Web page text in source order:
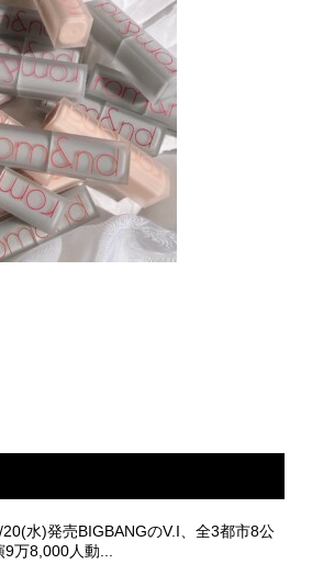
20(水)発売BIGBANGのV.I、全3都市8公
9万8,000人動...